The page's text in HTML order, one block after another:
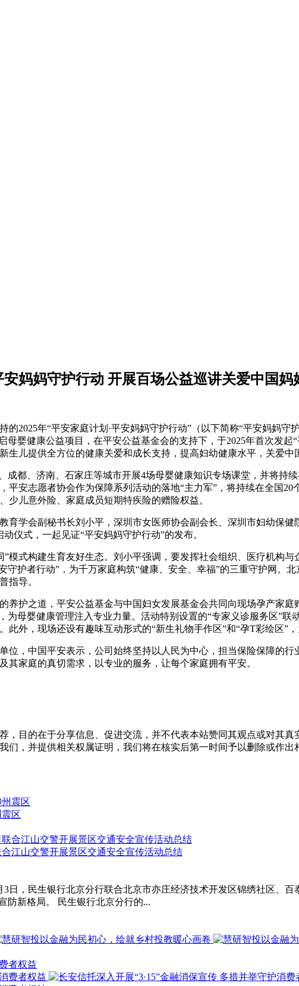
妈妈守护行动 开展百场公益巡讲关爱中国妈
2025年“平安家庭计划·平安妈妈守护行动”（以下简称“平安妈妈
母婴健康公益项目，在平安公益基金会的支持下，于2025年首次发
生儿‌提供全方位的健康关爱和成长支持，提高妇幼健康水平，关爱中
成都、济南、石家庄等城市开展4场母婴健康知识专场课堂，并将持
平安志愿者协会作为保障系列活动的落地“主力军”，将持续在全国
儿意外险、家庭成员短期特疾险的赠险权益。
育学会副秘书长刘小平，深圳市女医师协会副会长、深圳市妇幼保
仪式，一起见证“平安妈妈守护行动”的发布。
模式构建生育友好生态。刘小平强调，要发挥社会组织、医疗机构
守护者行动”，为千万家庭构筑“健康、安全、幸福”的三重守护网。
指导。
养护之道，平安公益基金与中国妇女发展基金会共同向现场孕产家
为母婴健康管理注入专业力量。活动特别设置的“专家义诊服务区”
此外，现场还设有趣味互动形式的“新生礼物手作区”和“孕T彩绘区”
位，中国平安表示，公司始终坚持以人民为中心，担当保险保障的
家庭的真切需求，以专业的服务，让每个家庭拥有平安。
，目的在于分享信息、促进交流，并不代表本站赞同其观点或对其
们，并提供相关权属证明，我们将在核实后第一时间予以删除或作出
区
江山交警开展景区交通安全宣传活动总结
日，民生银行北京分行联合北京市亦庄经济技术开发区锦绣社区、
防新格局。 民生银行北京分行的...
者权益